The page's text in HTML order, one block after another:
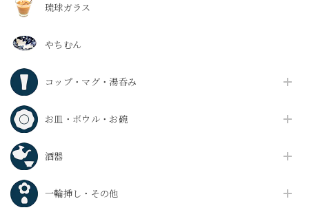
琉球ガラス
やちむん
コップ・マグ・湯呑み
お皿・ボウル・お碗
酒器
一輪挿し・その他